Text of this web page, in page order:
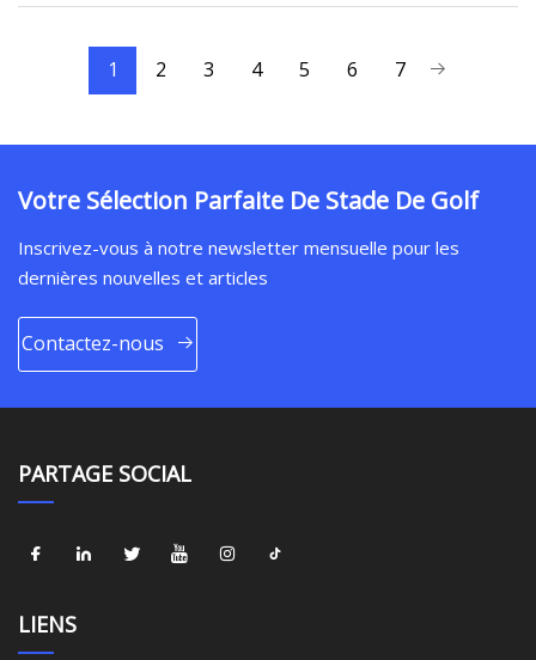
1 2 3 4 5 6 7
Votre Sélection Parfaite De Stade De Golf
Inscrivez-vous à notre newsletter mensuelle pour les
dernières nouvelles et articles
Contactez-nous
PARTAGE SOCIAL
LIENS